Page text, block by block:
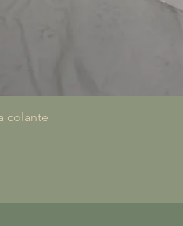
colante